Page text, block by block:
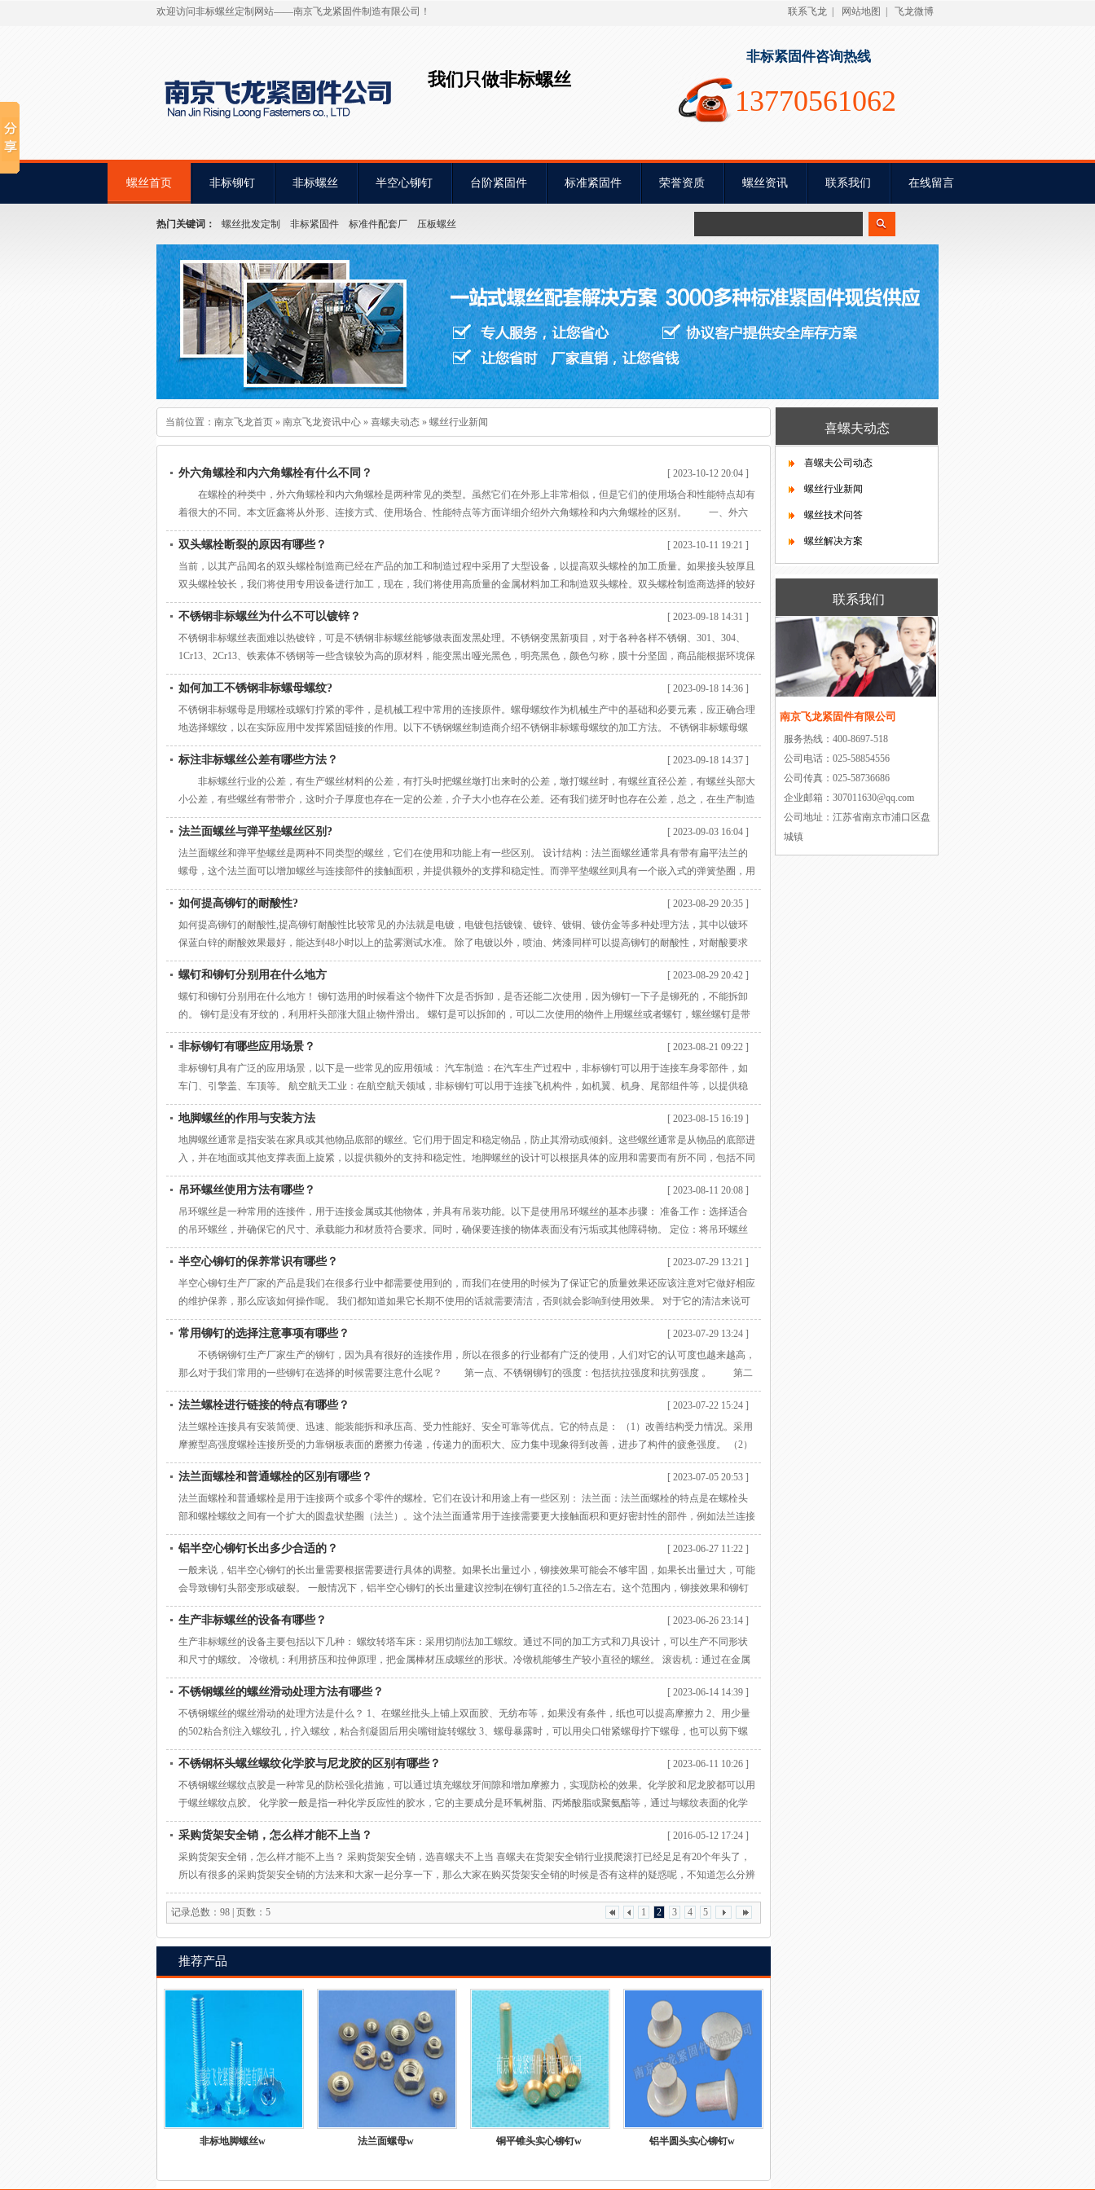
欢迎访问非标螺丝定制网站——南京飞龙紧固件制造有限公司！ 联系飞龙 网站地图 飞龙微博
我们只做非标螺丝
非标紧固件咨询热线
13770561062
螺丝首页 非标铆钉 非标螺丝 半空心铆钉 台阶紧固件 标准紧固件 荣誉资质 螺丝资讯 联系我们 在线留言
热门关键词： 螺丝批发定制 非标紧固件 标准件配套厂 压板螺丝
当前位置： 南京飞龙首页 » 南京飞龙资讯中心 » 喜螺夫动态 » 螺丝行业新闻
外六角螺栓和内六角螺栓有什么不同？
[ 2023-10-12 20:04 ]
在螺栓的种类中，外六角螺栓和内六角螺栓是两种常见的类型。虽然它们在外形上非常相似，但是它们的使用场合和性能特点却有
着很大的不同。本文匠鑫将从外形、连接方式、使用场合、性能特点等方面详细介绍外六角螺栓和内六角螺栓的区别。 一、外六
角螺栓和内六角螺栓的外形 外六角螺栓和内六角螺栓在外形上较大的区别就是六角形的形状。外六角螺栓的头部和螺杆的一端都
是六角形，而内六角螺栓的头部是六角形，螺杆的一端则是圆柱形。此外，外六角螺栓的头部和螺杆的直径相等，而内六角螺栓的头部
直径则比螺杆直径略大一些。 二、外六角
双头螺栓断裂的原因有哪些？
[ 2023-10-11 19:21 ]
当前，以其产品闻名的双头螺栓制造商已经在产品的加工和制造过程中采用了大型设备，以提高双头螺栓的加工质量。如果接头较厚且
双头螺栓较长，我们将使用专用设备进行加工，现在，我们将使用高质量的金属材料加工和制造双头螺栓。双头螺栓制造商选择的较好
材料除了具有普通双头螺栓的特性外，还具有许多应用特性。 随着双头螺栓制造商技术的不断发展，解决了螺栓制造的问题。如今，
人们关注的是用于螺栓的原材料的质量。如果螺栓线质量不好，则杂质很多，如果螺栓不够硬，则在使用中会出现很多严重
不锈钢非标螺丝为什么不可以镀锌？
[ 2023-09-18 14:31 ]
不锈钢非标螺丝表面难以热镀锌，可是不锈钢非标螺丝能够做表面发黑处理。不锈钢变黑新项目，对于各种各样不锈钢、301、304、
1Cr13、2Cr13、铁素体不锈钢等一些含镍较为高的原材料，能变黑出哑光黑色，明亮黑色，颜色匀称，膜十分坚固，商品能根据环境保
护。 生产流程： 除油-预热-盐浴渗氮-去盐-风干-打磨抛光-预热-空气氧化-去盐-打磨抛光-上油 不锈钢非标螺丝空气氧化发黑处理一般是
相互配合产品工件表面颜色和应用的强酸强碱或环境湿度自然环境的。
如何加工不锈钢非标螺母螺纹?
[ 2023-09-18 14:36 ]
不锈钢非标螺母是用螺栓或螺钉拧紧的零件，是机械工程中常用的连接原件。螺母螺纹作为机械生产中的基础和必要元素，应正确合理
地选择螺纹，以在实际应用中发挥紧固链接的作用。以下不锈钢螺丝制造商介绍不锈钢非标螺母螺纹的加工方法。 不锈钢非标螺母螺
纹的加工方法有： 1.螺纹切割:是指用成型刀具或磨具在螺母上加工螺纹的方法，主要包括车削、铣削、攻丝、套丝、磨削、研磨
和旋风切割。车削、铣削和磨削螺纹时，工件每转一转，机床的传动链保证车刀、铣刀或砂轮沿工件轴向均匀移动导程。攻丝或套丝
时，丝锥或
标注非标螺丝公差有哪些方法？
[ 2023-09-18 14:37 ]
非标螺丝行业的公差，有生产螺丝材料的公差，有打头时把螺丝墩打出来时的公差，墩打螺丝时，有螺丝直径公差，有螺丝头部大
小公差，有些螺丝有带带介，这时介子厚度也存在一定的公差，介子大小也存在公差。还有我们搓牙时也存在公差，总之，在生产制造
螺丝时，都会有存在一定的公差，在一定数值的公差范围之内是允许的，是合理的。下面就由深圳市东螺五金朱经理详细的介绍一下我
们螺丝行业的公差。其实这个螺丝公差也属于标准件螺丝基础知识介绍当中的一部分。只是今天把它分开来讲。 螺丝标准公差：
标准公差IT的数值由基本是标准所列的用以确认公
法兰面螺丝与弹平垫螺丝区别?
[ 2023-09-03 16:04 ]
法兰面螺丝和弹平垫螺丝是两种不同类型的螺丝，它们在使用和功能上有一些区别。 设计结构：法兰面螺丝通常具有带有扁平法兰的
螺母，这个法兰面可以增加螺丝与连接部件的接触面积，并提供额外的支撑和稳定性。而弹平垫螺丝则具有一个嵌入式的弹簧垫圈，用
于提供额外的弹性和缓冲效果。 使用场景：法兰面螺丝通常用于需要较强的连接力和稳定性的应用，例如在机械和工程领域，尤其在
连接两个平面上时。而弹平垫螺丝通常用于需要减震和缓冲的应用，例如在机械振动较大的设备上或需要防止松动的场合。 安
如何提高铆钉的耐酸性?
[ 2023-08-29 20:35 ]
如何提高铆钉的耐酸性,提高铆钉耐酸性比较常见的办法就是电镀，电镀包括镀镍、镀锌、镀铜、镀仿金等多种处理方法，其中以镀环
保蓝白锌的耐酸效果最好，能达到48小时以上的盐雾测试水准。 除了电镀以外，喷油、烤漆同样可以提高铆钉的耐酸性，对耐酸要求
比较高的产品可以加以使用，能达到意想不到的效果。 当然，要提高铆钉的耐酸性，光凭表面处理可不够，选材也十分重要，像环保
ET线这类的环保材料在耐酸方面就十分优秀，因此如果您有高要求，就不要贪图低成本，该花的钱就得花，再省也不能省质量。 铆接
好了就不代表可以高枕无忧了，后期的保养
螺钉和铆钉分别用在什么地方
[ 2023-08-29 20:42 ]
螺钉和铆钉分别用在什么地方！ 铆钉选用的时候看这个物件下次是否拆卸，是否还能二次使用，因为铆钉一下子是铆死的，不能拆卸
的。 铆钉是没有牙纹的，利用杆头部涨大阻止物件滑出。 螺钉是可以拆卸的，可以二次使用的物件上用螺丝或者螺钉，螺丝螺钉是带
牙纹的。 自攻螺钉是直接钻进物件，螺钉螺丝需要螺母配套使用。
非标铆钉有哪些应用场景？
[ 2023-08-21 09:22 ]
非标铆钉具有广泛的应用场景，以下是一些常见的应用领域： 汽车制造：在汽车生产过程中，非标铆钉可以用于连接车身零部件，如
车门、引擎盖、车顶等。 航空航天工业：在航空航天领域，非标铆钉可以用于连接飞机构件，如机翼、机身、尾部组件等，以提供稳
固的连接和结构支持。 电子设备：非标铆钉可以用于连接电子设备的外壳和内部结构，如计算机、手机、平板电脑等产品。 建筑和结
构工程：非标铆钉可以用于连接建筑和结构工程中的不同构件，如桥梁、钢结构、铝合金构件等。
地脚螺丝的作用与安装方法
[ 2023-08-15 16:19 ]
地脚螺丝通常是指安装在家具或其他物品底部的螺丝。它们用于固定和稳定物品，防止其滑动或倾斜。这些螺丝通常是从物品的底部进
入，并在地面或其他支撑表面上旋紧，以提供额外的支持和稳定性。地脚螺丝的设计可以根据具体的应用和需要而有所不同，包括不同
的形状、材料和尺寸。 地脚螺丝的安装主要分为以下几个步骤： 准备工作：确定您需要安装地脚螺丝的物品和位置。确保地面或支撑
表面平整、干燥且适合安装螺丝。 定位孔位：将物品翻转，找到需要安装地脚螺丝的位置。使用直尺、铅笔或尺寸合适的工具，在物
品底
吊环螺丝使用方法有哪些？
[ 2023-08-11 20:08 ]
吊环螺丝是一种常用的连接件，用于连接金属或其他物体，并具有吊装功能。以下是使用吊环螺丝的基本步骤： 准备工作：选择适合
的吊环螺丝，并确保它的尺寸、承载能力和材质符合要求。同时，确保要连接的物体表面没有污垢或其他障碍物。 定位：将吊环螺丝
的螺纹部分对准连接物体的孔口或螺纹孔。 插入螺纹：将吊环螺丝轻轻旋转，使其螺纹部分顺利进入连接物体的孔口或螺纹孔中。切
勿过度用力，以免损坏螺纹。 固定：使用合适的工具（例如扳手或扳手套筒）继续旋转吊环螺丝，直到它
半空心铆钉的保养常识有哪些？
[ 2023-07-29 13:21 ]
半空心铆钉生产厂家的产品是我们在很多行业中都需要使用到的，而我们在使用的时候为了保证它的质量效果还应该注意对它做好相应
的维护保养，那么应该如何操作呢。 我们都知道如果它长期不使用的话就需要清洁，否则就会影响到使用效果。 对于它的清洁来说可
用软布沾清水或中性洗涤剂，不要用一般番笕和洗衣粉，更不能用去污粉、洗厕精等强酸碱的清洗剂，这样会腐蚀型材外表。 应常常
查看结构的衔接部位，及时旋紧螺栓，替换已受损的零件。在运用中发现有变形几乎就不能使用了，要及时的更换。 只有保证它的正
确操作我们才能更好的发挥它的作用效果，
常用铆钉的选择注意事项有哪些？
[ 2023-07-29 13:24 ]
不锈钢铆钉生产厂家生产的铆钉，因为具有很好的连接作用，所以在很多的行业都有广泛的使用，人们对它的认可度也越来越高，
那么对于我们常用的一些铆钉在选择的时候需要注意什么呢？ 第一点、不锈钢铆钉的强度：包括抗拉强度和抗剪强度 。 第二
点、不锈钢铆钉厚度：测量一下需要铆接的厚度,然后根据铆钉的推荐的铆接范围选用。 第三点、铆钉的材料：铆钉的铆体材料通
常有铝,钢,不锈钢,铜,当然也有一些特殊材料。
法兰螺栓进行链接的特点有哪些？
[ 2023-07-22 15:24 ]
法兰螺栓连接具有安装简便、迅速、能装能拆和承压高、受力性能好、安全可靠等优点。它的特点是： （1）改善结构受力情况。采用
摩擦型高强度螺栓连接所受的力靠钢板表面的磨擦力传递，传递力的面积大、应力集中现象得到改善，进步了构件的疲惫强度。 （2）
螺栓用量少。高强度螺栓承载能力大、一个直径d＝22 mm的40硼钢，法兰螺栓的承载能力为：而一个23 mm直径的普通铆钉的抗剪强度
为：可见法兰螺栓的承载能力比铆钉高约18％、在受力相同的情况下，高强度螺栓的数目相对比铆钉数目少。 （3）加
法兰面螺栓和普通螺栓的区别有哪些？
[ 2023-07-05 20:53 ]
法兰面螺栓和普通螺栓是用于连接两个或多个零件的螺栓。它们在设计和用途上有一些区别： 法兰面：法兰面螺栓的特点是在螺栓头
部和螺栓螺纹之间有一个扩大的圆盘状垫圈（法兰）。这个法兰面通常用于连接需要更大接触面积和更好密封性的部件，例如法兰连接
的管道、容器或设备。 密封性：法兰面螺栓的设计使得它们可以提供更好的密封性能。它们通常与法兰垫圈一起使用，以确保连接处
的液体或气体不会泄漏。 线材和牢固性：法兰面螺栓通常需要使用更高强度的螺栓材料，以便承受更大的载荷和压力。相比之
铝半空心铆钉长出多少合适的？
[ 2023-06-27 11:22 ]
一般来说，铝半空心铆钉的长出量需要根据需要进行具体的调整。如果长出量过小，铆接效果可能会不够牢固，如果长出量过大，可能
会导致铆钉头部变形或破裂。 一般情况下，铝半空心铆钉的长出量建议控制在铆钉直径的1.5-2倍左右。这个范围内，铆接效果和铆钉
头部的承载能力都可以得到良好的保证。如果需要更为精确的调整，可以根据具体应用要求进行优化的设计。 半空心铆钉的长度选择
需要根据需要连接的两个物体的厚度进行决定。通常，半空心铆钉的长度应该略微超过连接物体的厚度，以确保铆钉可以牢固地连接两
个物体。 具体来说，半空心铆钉的长度
生产非标螺丝的设备有哪些？
[ 2023-06-26 23:14 ]
生产非标螺丝的设备主要包括以下几种： 螺纹转塔车床：采用切削法加工螺纹。通过不同的加工方式和刀具设计，可以生产不同形状
和尺寸的螺纹。 冷镦机：利用挤压和拉伸原理，把金属棒材压成螺丝的形状。冷镦机能够生产较小直径的螺丝。 滚齿机：通过在金属
棒材表面滚动切齿刀具，将金属压成螺纹的形状。滚齿机可以生产较长而粗的螺纹。 自动螺纹滚丝机：采用滚动法加工螺纹。具有高
生产效率和生产精度的优点，可以生产大量的螺纹产品。 数控螺纹磨床：使用高精
不锈钢螺丝的螺丝滑动处理方法有哪些？
[ 2023-06-14 14:39 ]
不锈钢螺丝的螺丝滑动的处理方法是什么？ 1、在螺丝批头上铺上双面胶、无纺布等，如果没有条件，纸也可以提高摩擦力 2、用少量
的502粘合剂注入螺纹孔，拧入螺纹，粘合剂凝固后用尖嘴钳旋转螺纹 3、螺母暴露时，可以用尖口钳紧螺母拧下螺母，也可以剪下螺
母，拆下壳后处理 4、用电烙铁加热后，放在花掉的螺丝头上的时间不要太长。在拧螺丝之前，可以找一些废品练习手感，拆卸保险
5、熔化的焊接挂在焊枪头上，将螺丝刀和螺丝对齐后，提高焊接点，冷却
不锈钢杯头螺丝螺纹化学胶与尼龙胶的区别有哪些？
[ 2023-06-11 10:26 ]
不锈钢螺丝螺纹点胶是一种常见的防松强化措施，可以通过填充螺纹牙间隙和增加摩擦力，实现防松的效果。化学胶和尼龙胶都可以用
于螺丝螺纹点胶。 化学胶一般是指一种化学反应性的胶水，它的主要成分是环氧树脂、丙烯酸脂或聚氨酯等，通过与螺纹表面的化学
反应，形成一种高强度的粘合剂，其防松效果很好，可适用于大多数螺丝。化学胶的缺点是在拆卸时需要用到化学溶剂或热处理来剥
离，较为麻烦。 尼龙胶则是一种可溶性高分子材料，其主要成分是尼龙树脂。尼龙胶主要通过填充螺纹牙间隙，增加不锈
采购货架安全销，怎么样才能不上当？
[ 2016-05-12 17:24 ]
采购货架安全销，怎么样才能不上当？ 采购货架安全销，选喜螺夫不上当 喜螺夫在货架安全销行业摸爬滚打已经足足有20个年头了，
所以有很多的采购货架安全销的方法来和大家一起分享一下，那么大家在购买货架安全销的时候是否有这样的疑惑呢，不知道怎么分辨
货架安全销质量好坏？看起来差不多的产品，价格却天差地别。其实呢，千万不要被表面迷惑了。因为价格往往不是判断货架安全销好
坏的唯一标准。 货架安全销 便宜没好货 喜螺夫货架安全销在市场上的定位是中高端，所以当很多的货架安全销客户问道我们的价
记录总数：98 | 页数：5 1 2 3 4 5
推荐产品
非标地脚螺丝w 法兰面螺母w 铜平锥头实心铆钉w 铝半圆头实心铆钉w
喜螺夫动态
喜螺夫公司动态
螺丝行业新闻
螺丝技术问答
螺丝解决方案
联系我们
南京飞龙紧固件有限公司
服务热线： 400-8697-518
公司电话： 025-58854556
公司传真： 025-58736686
企业邮箱： 307011630@qq.com
公司地址： 江苏省南京市浦口区盘
城镇